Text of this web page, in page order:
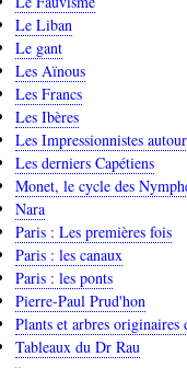
Le Liban
Le gant
Les Aïnous
Les Francs
Les Ibères
Les Impressionnistes
Les derniers Capétiens
Monet, le cycle des
Nara
Paris : Les premières fois
Paris : les canaux
Paris : les ponts
Pierre-Paul Prud'hon
Plants et arbres
Tableaux du Dr Rau